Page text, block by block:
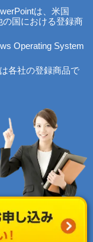
は、米国
の国における登録商
Operating System
各社の登録商品で